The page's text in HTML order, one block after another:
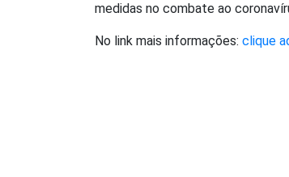
medidas no combate ao
No link mais informações: clique